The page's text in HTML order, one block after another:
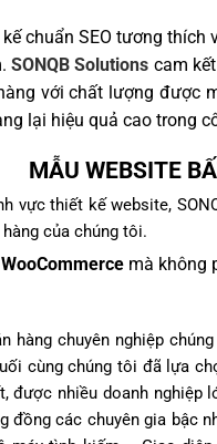
chuẩn SEO tương thích
SONQB Solutions cam
với chất lượng được
lại hiệu quả cao trong
MẪU WEBSITE
vực thiết kế website,
của chúng tôi.
mà không
hàng chuyên nghiệp
cùng chúng tôi đã lựa
được nhiều doanh
đồng các chuyên gia bậc